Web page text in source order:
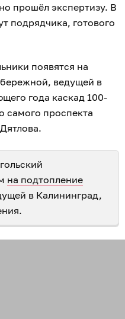
прошёл экспертизу. В
подрядчика, готового
появятся на
ведущей в
года каскад 100-
самого проспекта
на подтопление
в Калининград,